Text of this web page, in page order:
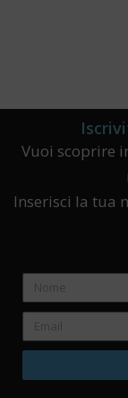
Vuoi scoprire
Inserisci la tua